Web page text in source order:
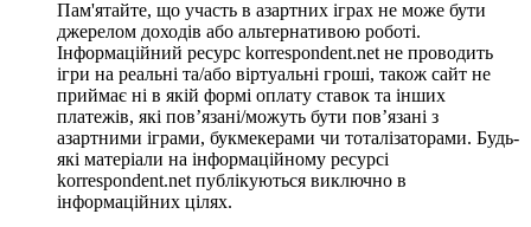
Пам'ятайте, що участь в азартних іграх не може бути
джерелом доходів або альтернативою роботі.
Інформаційний ресурс korrespondent.net не проводить
ігри на реальні та/або віртуальні гроші, також сайт не
приймає ні в якій формі оплату ставок та інших
платежів, які пов’язані/можуть бути пов’язані з
азартними іграми, букмекерами чи тоталізаторами. Будь-
які матеріали на інформаційному ресурсі
korrespondent.net публікуються виключно в
інформаційних цілях.